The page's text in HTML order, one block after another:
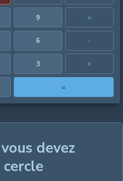
9 ×
6 -
3 +
=
devez